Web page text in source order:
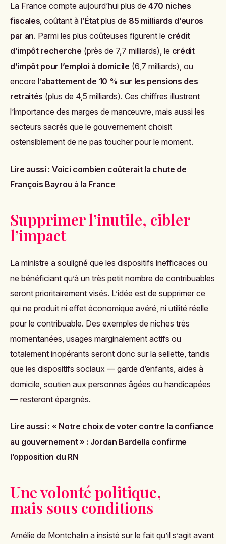
La France compte aujourd’hui plus de 470 niches
fiscales, coûtant à l’État plus de 85 milliards d’euros
par an. Parmi les plus coûteuses figurent le crédit
d’impôt recherche (près de 7,7 milliards), le crédit
d’impôt pour l’emploi à domicile (6,7 milliards), ou
encore l’abattement de 10 % sur les pensions des
retraités (plus de 4,5 milliards). Ces chiffres illustrent
l’importance des marges de manœuvre, mais aussi les
secteurs sacrés que le gouvernement choisit
ostensiblement de ne pas toucher pour le moment.
Lire aussi : Voici combien coûterait la chute de
François Bayrou à la France
Supprimer l’inutile, cibler
l’impact
La ministre a souligné que les dispositifs inefficaces ou
ne bénéficiant qu’à un très petit nombre de contribuables
seront prioritairement visés. L’idée est de supprimer ce
qui ne produit ni effet économique avéré, ni utilité réelle
pour le contribuable. Des exemples de niches très
momentanées, usages marginalement actifs ou
totalement inopérants seront donc sur la sellette, tandis
que les dispositifs sociaux — garde d’enfants, aides à
domicile, soutien aux personnes âgées ou handicapées
— resteront épargnés.
Lire aussi : « Notre choix de voter contre la confiance
au gouvernement » : Jordan Bardella confirme
l’opposition du RN
Une volonté politique,
mais sous conditions
Amélie de Montchalin a insisté sur le fait qu’il s’agit avant